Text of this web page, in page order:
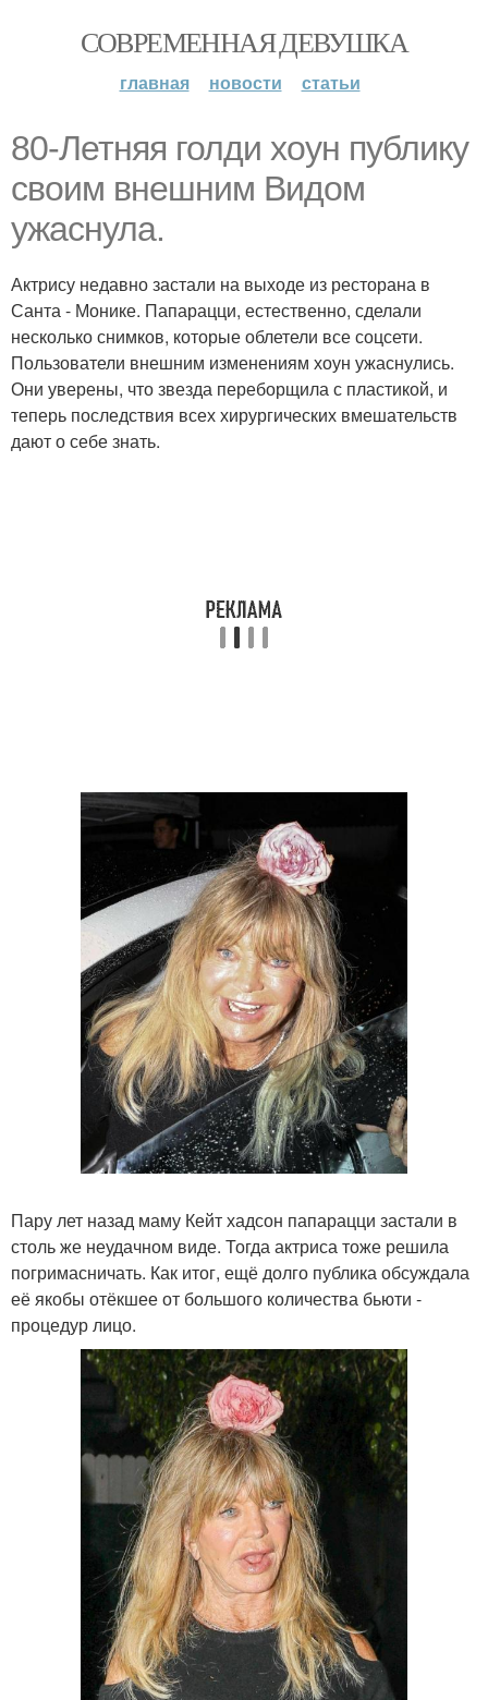
СОВРЕМЕННАЯ ДЕВУШКА
главная новости статьи
80-Летняя голди хоун публику
своим внешним Видом
ужаснула.
Актрису недавно застали на выходе из ресторана в
Санта - Монике. Папарацци, естественно, сделали
несколько снимков, которые облетели все соцсети.
Пользователи внешним изменениям хоун ужаснулись.
Они уверены, что звезда переборщила с пластикой, и
теперь последствия всех хирургических вмешательств
дают о себе знать.
Пару лет назад маму Кейт хадсон папарацци застали в
столь же неудачном виде. Тогда актриса тоже решила
погримасничать. Как итог, ещё долго публика обсуждала
её якобы отёкшее от большого количества бьюти -
процедур лицо.